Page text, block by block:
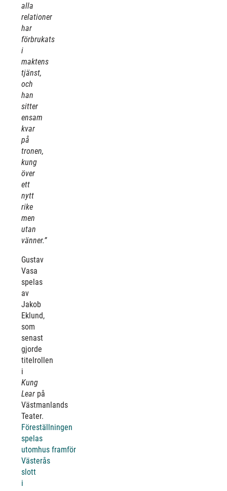
alla
relationer
har
förbrukats
i
maktens
tjänst,
och
han
sitter
ensam
kvar
på
tronen,
kung
över
ett
nytt
rike
men
utan
vänner.”
Gustav
Vasa
spelas
av
Jakob
Eklund,
som
senast
gjorde
titelrollen
i
Kung
Lear på
Västmanlands
Teater.
Föreställningen
spelas
utomhus framför
Västerås
slott
i